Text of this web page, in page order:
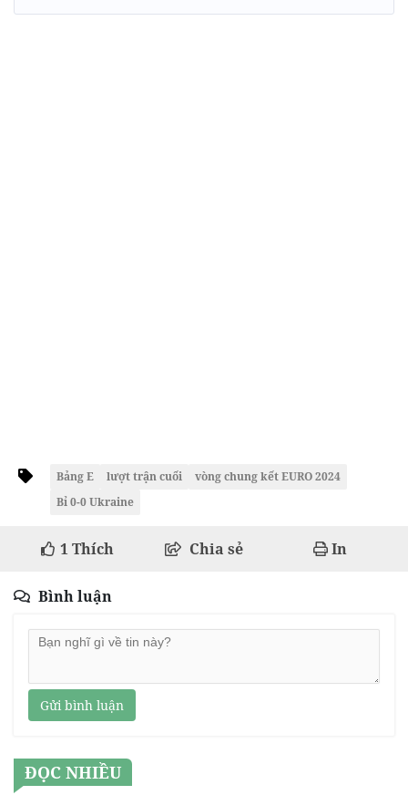
Bảng E lượt trận cuối
vòng chung kết EURO 2024
Bỉ 0-0 Ukraine
1 Thích Chia sẻ In
Bình luận
Gửi bình luận
ĐỌC NHIỀU